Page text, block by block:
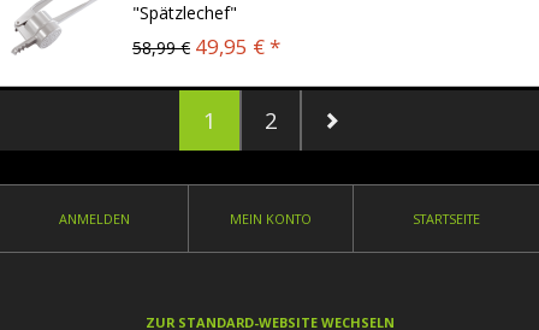
"Spätzlechef"
58,99 € 49,95 € *
1 2
ANMELDEN MEIN KONTO STARTSEITE
ZUR STANDARD-WEBSITE WECHSELN